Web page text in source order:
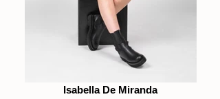
Isabella De Miranda